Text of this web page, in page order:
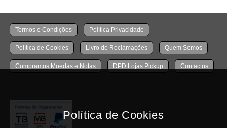
Termos e Condições Política Privacidade
Política de Cookies Livro de Reclamações Quem Somos
Compramos Moedas e Notas DPD Lojas Pickup Contactos